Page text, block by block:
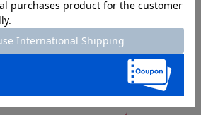
大きな不安を解決した わが家の「小
2026年01月09日